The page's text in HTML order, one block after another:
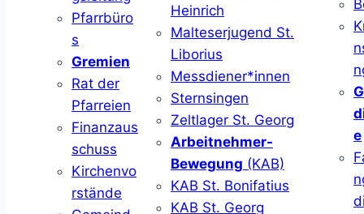
Pfarrbüro
s
Gremien
Rat der
Pfarreien
Finanzaus
schuss
Kirchenvo
rstände
Heinrich
Malteserjugend St.
Liborius
Messdiener*innen
Sternsingen
Zeltlager St. Georg
Arbeitnehmer-
Bewegung (KAB)
KAB St. Bonifatius
KAB St. Georg
e